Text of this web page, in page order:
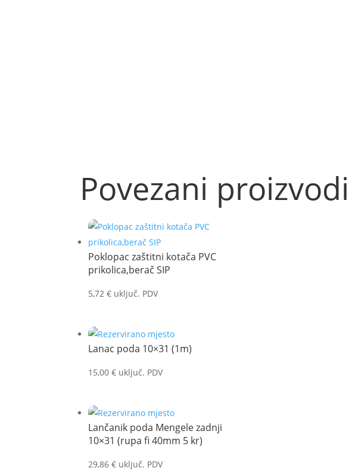
Povezani proizvodi
Poklopac zaštitni kotača PVC
prikolica,berač SIP
5,72€ uključ. PDV
Lanac poda 10×31 (1m)
15,00€ uključ. PDV
Lančanik poda Mengele zadnji
10×31 (rupa fi 40mm 5 kr)
29,86€ uključ. PDV